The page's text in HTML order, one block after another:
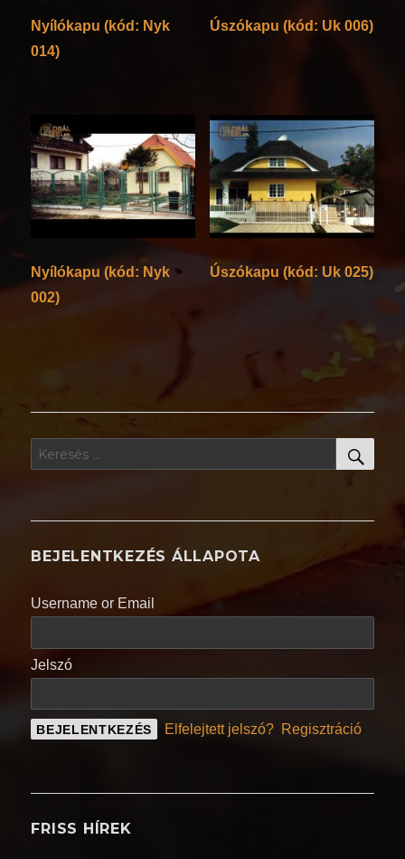
Nyílókapu (kód: Nyk
014)
Úszókapu (kód: Uk 006)
Nyílókapu (kód: Nyk
002)
Úszókapu (kód: Uk 025)
Keresés
a
kifejezésre:
BEJELENTKEZÉS ÁLLAPOTA
Username or Email
Jelszó
Elfelejtett jelszó? Regisztráció
FRISS HÍREK